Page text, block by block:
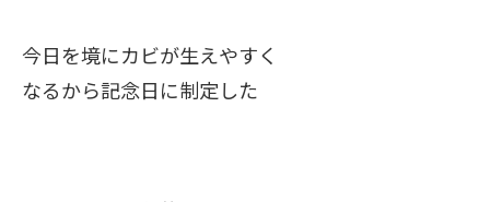
今日を境にカビが生えやすく
なるから記念日に制定した